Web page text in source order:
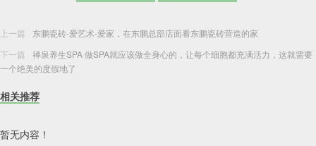
上一篇
东鹏瓷砖-爱艺术-爱家，在东鹏总部店面看东鹏瓷砖营造的家
下一篇
禅泉养生SPA 做SPA就应该做全身心的，让每个细胞都充满活力，这就需要
一个绝美的度假地了
相关推荐
暂无内容！